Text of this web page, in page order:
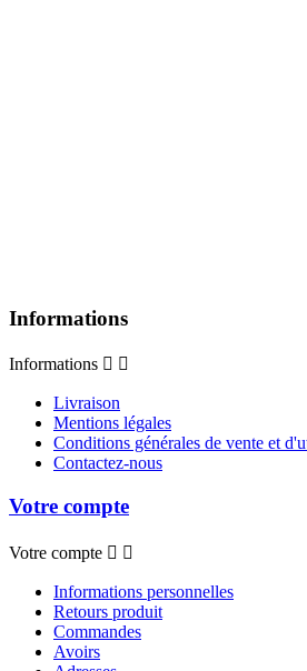
Informations
Informations  
Livraison
Mentions légales
Conditions générales de vente et
Contactez-nous
Votre compte
Votre compte  
Informations personnelles
Retours produit
Commandes
Avoirs